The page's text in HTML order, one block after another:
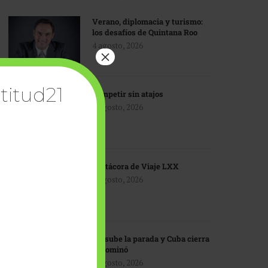
Verano, diplomacia y turismo:
los desafíos de Quintana Roo
4 agosto, 2026
Competir sin atajos
4 agosto, 2026
Bitácora de Viaje LXX
3 agosto, 2026
EU sube la parada y Cuba cierra
el dominó
3 agosto, 2026
×